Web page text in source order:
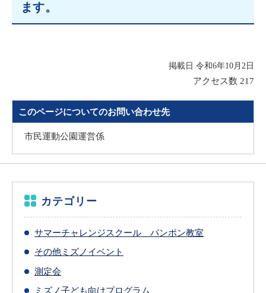
ます。
掲載日 令和6年10月2日
アクセス数 217
このページについてのお問い合わせ先
市民運動公園運営係
カテゴリー
サマーチャレンジスクール パンポン教室
その他ミズノイベント
測定会
ミズノ子ども向けプログラム